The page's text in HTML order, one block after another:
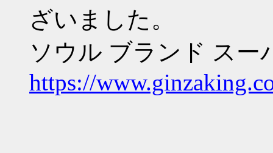
ざいました。
ソウル ブランド スー
https://